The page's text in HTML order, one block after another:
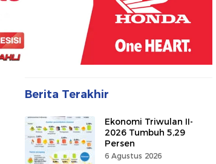
Berita Terakhir
Ekonomi Triwulan II-
2026 Tumbuh 5,29
Persen
6 Agustus 2026